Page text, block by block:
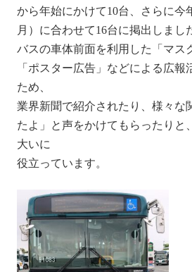
から年始にかけて10台、さらに今
月）に合わせて16台に掲出しまし
バスの車体前面を利用した「マス
「ポスター広告」などによる広
ため、
業界新聞で紹介されたり、様々な
たよ」と声をかけてもらったりと
大いに
役立っています。